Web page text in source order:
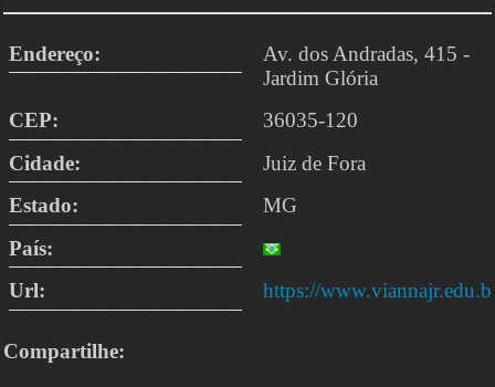
Endereço:
Av. dos Andradas, 415 -
Jardim Glória
CEP:
36035-120
Cidade:
Juiz de Fora
Estado:
MG
País:
Url:
https://
Compartilhe: